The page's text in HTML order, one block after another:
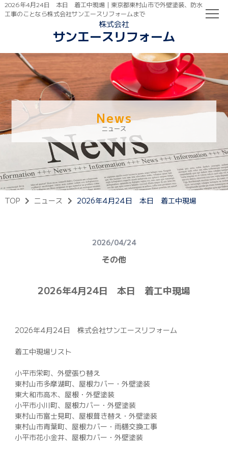
2026年4月24日 本日 着工中現場｜東京都東村山市で外壁塗装、防水
工事のことなら株式会社サンエースリフォームまで
株式会社
サンエースリフォーム
初めての方へ
ご依頼の流れ
スタッフブログ
採用情報
正しい業者の選び方
ZOOM打ち合わせ
OPEN : 9:00〜18:00
CLOSED : 年末年始
News
ニュース
TOP ニュース 2026年4月24日 本日 着工中現場
2026/04/24
その他
2026年4月24日 本日 着工中現場
2026年4月24日 株式会社サンエースリフォーム
着工中現場リスト
小平市栄町、外壁張り替え
東村山市多摩湖町、屋根カバー・外壁塗装
東大和市高木、屋根・外壁塗装
小平市小川町、屋根カバー・外壁塗装
東村山市富士見町、屋根葺き替え・外壁塗装
東村山市青葉町、屋根カバー・雨樋交換工事
小平市花小金井、屋根カバー・外壁塗装